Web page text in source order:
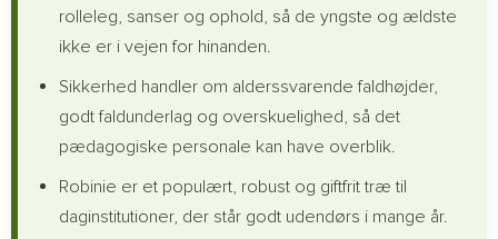
rolleleg, sanser og ophold, så de yngste og ældste
ikke er i vejen for hinanden.
Sikkerhed handler om alderssvarende faldhøjder,
godt faldunderlag og overskuelighed, så det
pædagogiske personale kan have overblik.
Robinie er et populært, robust og giftfrit træ til
daginstitutioner, der står godt udendørs i mange år.